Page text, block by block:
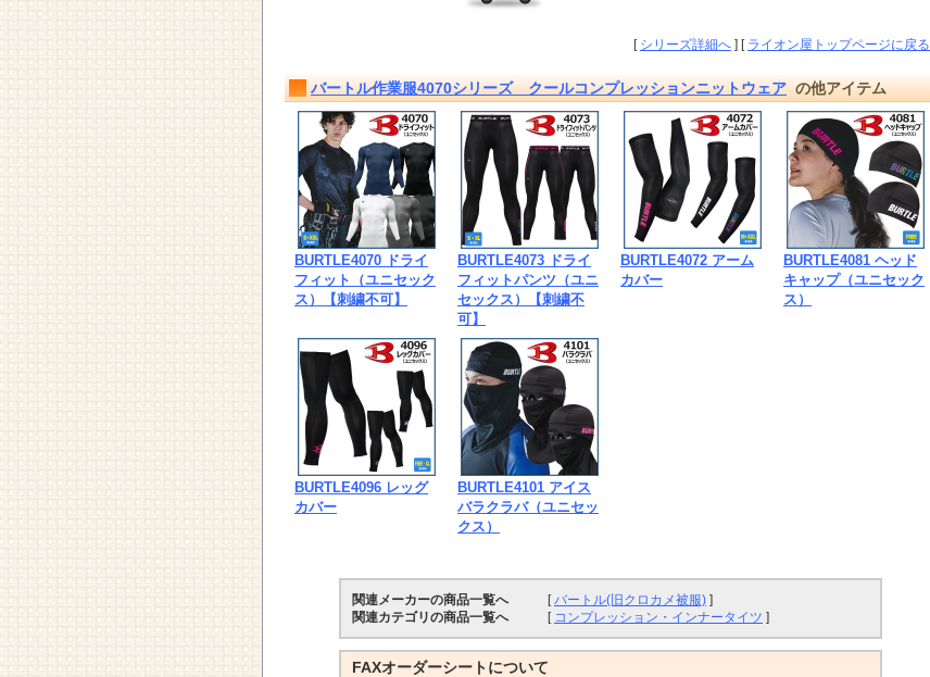
[ シリーズ詳細へ ] [ ライオン屋トップページに戻る
バートル作業服4070シリーズ クールコンプレッションニットウェアの他アイテム
BURTLE4070 ドライ
フィット（ユニセック
ス）【刺繍不可】
BURTLE4073 ドライ
フィットパンツ（ユニ
セックス）【刺繍不
可】
BURTLE4072 アーム
カバー
BURTLE4081 ヘッド
キャップ（ユニセック
ス）
BURTLE4096 レッグ
カバー
BURTLE4101 アイス
バラクラバ（ユニセッ
クス）
関連メーカーの商品一覧へ [バートル(旧クロカメ被服) ]
関連カテゴリの商品一覧へ
[ コンプレッション・インナータイツ ]
FAXオーダーシートについて